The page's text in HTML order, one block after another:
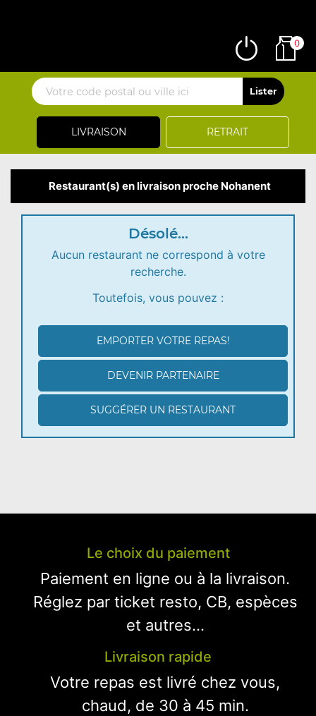
LIVRAISON RETRAIT
0
Restaurant(s) en livraison proche Nohanent
Désolé...
Aucun restaurant ne correspond à votre
recherche.
Toutefois, vous pouvez :
EMPORTER VOTRE REPAS!
DEVENIR PARTENAIRE
SUGGÉRER UN RESTAURANT
Le choix du paiement
Paiement en ligne ou à la livraison.
Réglez par ticket resto, CB, espèces
et autres...
Livraison rapide
Votre repas est livré chez vous,
chaud, de 30 à 45 min.